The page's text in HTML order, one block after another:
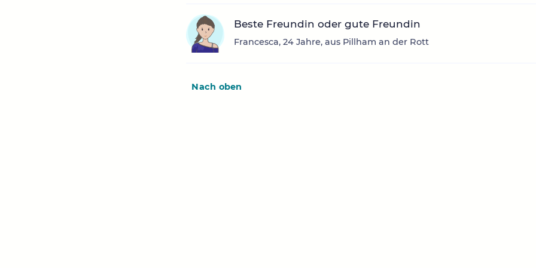
Beste Freundin oder gute Freundin
Francesca, 24 Jahre, aus Pillham an der Rott
Nach oben